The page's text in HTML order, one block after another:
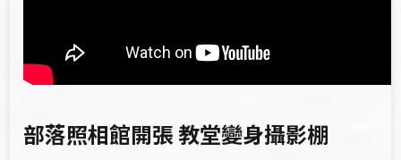
部落照相館開張 教堂變身攝影棚